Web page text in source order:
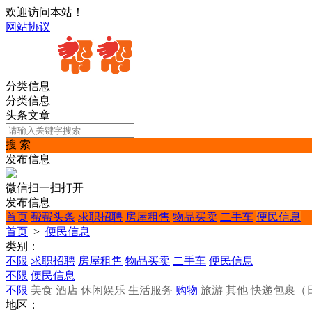
欢迎访问本站！
网站协议
分类信息
分类信息
头条文章
搜 索
发布信息
微信扫一扫打开
发布信息
首页 帮帮头条 求职招聘 房屋租售 物品买卖 二手车 便民信息
首页 > 便民信息
类别：
不限 求职招聘 房屋租售 物品买卖 二手车 便民信息
不限 便民信息
不限 美食 酒店 休闲娱乐 生活服务 购物 旅游 其他 快递包裹（
地区：